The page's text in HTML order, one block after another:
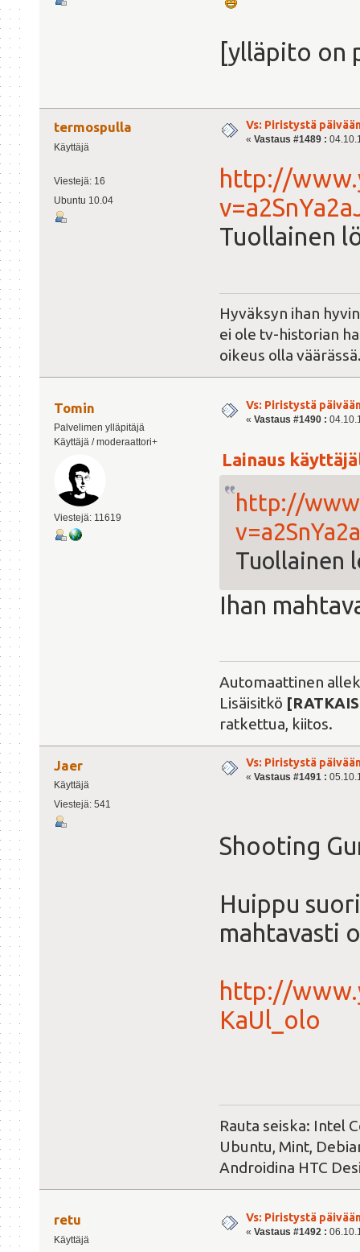
[ylläpito on
termospulla
Käyttäjä
Viestejä: 16
Ubuntu 10.04
Vs: Piristystä
« Vastaus #1489 :
http://
Tuollainen
Hyväksyn ihan
ei ole tv-historian
oikeus olla
Tomin
Palvelimen ylläpitäjä
Käyttäjä / moderaattori+
Viestejä: 11619
Vs: Piristystä
« Vastaus #1490 :
Lainaus
http://
Tuollainen
Ihan
Automaattinen
Lisäisitkö
ratkettua, kiitos.
Jaer
Käyttäjä
Viestejä: 541
Vs: Piristystä
« Vastaus #1491 :
Shooting
Huippu
mahtavasti
http://
KaUl_olo
Rauta seiska: Intel
Ubuntu, Mint,
Androidina HTC
retu
Käyttäjä
Vs: Piristystä
« Vastaus #1492 :